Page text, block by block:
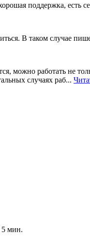
поддержка, есть
В таком случае
можно работать не
случаях раб...
5 мин.